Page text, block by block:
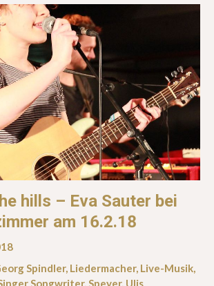
hills – Eva Sauter bei
am 16.2.18
Spindler, Liedermacher, Live-Musik,
Songwriter,Speyer, Ulis